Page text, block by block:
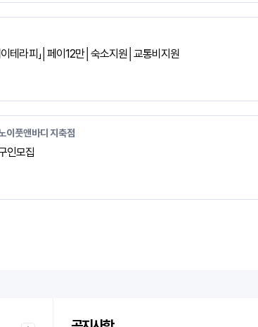
이테라피」│페이12만│숙소지원│교통비지원
이풋앤바디 지축점
인모집